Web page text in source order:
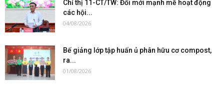
Chỉ thị 11-CT/TW: Đổi mới mạnh mẽ hoạt động
các hội...
04/08/2026
Bế giảng lớp tập huấn ủ phân hữu cơ compost,
ra...
01/08/2026